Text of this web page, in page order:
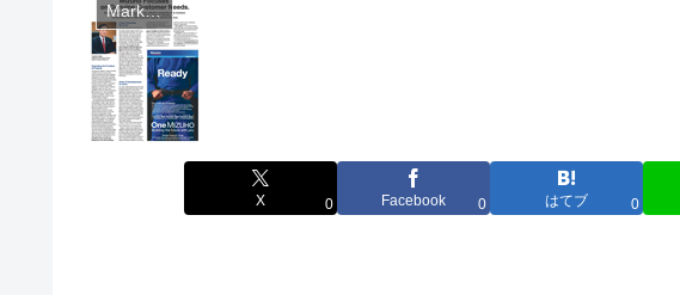
Market News
X 0 Facebook 0 はてブ 0